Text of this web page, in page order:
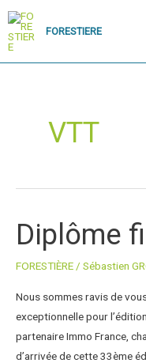
Aller
contenu
FORESTIERE
VTT
Diplôme
FORESTIÈRE/ Sébastien
Nous sommes ravis de
exceptionnelle pour
partenaire Immo France,
d’arrivée de cette 33ème
Diplôme
finisher
2024